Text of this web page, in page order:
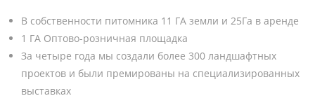
В собственности питомника 11 ГА земли и 25Га в аренде
1 ГА Оптово-розничная площадка
За четыре года мы создали более 300 ландшафтных
проектов и были премированы на специализированных
выставках